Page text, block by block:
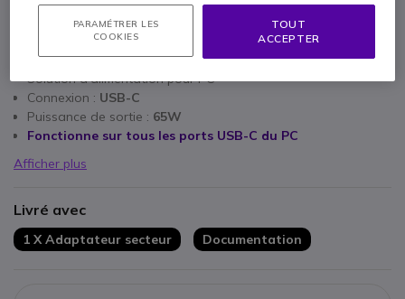
Points Forts
Solution d'alimentation pour PC
Connexion : USB-C
Puissance de sortie : 65W
Fonctionne sur tous les ports USB-C du PC
Afficher plus
Livré avec
1 X Adaptateur secteur Documentation
PARAMÉTRER LES
COOKIES
TOUT
ACCEPTER